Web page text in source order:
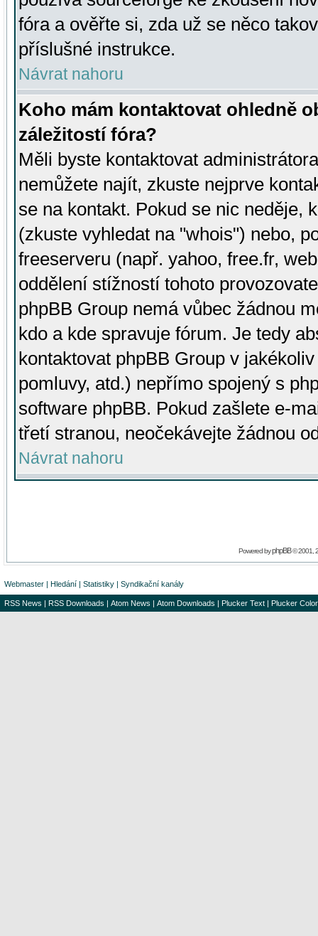
fóra a ověřte si, zda už se něco
příslušné instrukce.
Návrat nahoru
Koho mám kontaktovat ohledně
záležitostí fóra?
Měli byste kontaktovat
nemůžete najít, zkuste nejprve
se na kontakt. Pokud se nic neděje,
(zkuste vyhledat na "whois") nebo,
freeserveru (např. yahoo, free.fr,
oddělení stížností tohoto
phpBB Group nemá vůbec žádnou
kdo a kde spravuje fórum. Je tedy
kontaktovat phpBB Group v
pomluvy, atd.) nepřímo spojený s
software phpBB. Pokud zašlete e-
třetí stranou, neočekávejte žádnou
Návrat nahoru
Powered byphpBB© 2001,
Webmaster | Hledání | Statistiky | Syndikační kanály
RSS News | RSS Downloads | Atom News | Atom Downloads | Plucker Text | Plucker Color